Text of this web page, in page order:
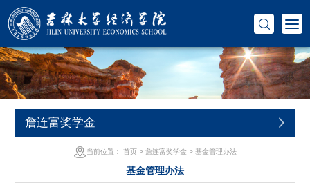
詹连富奖学金
当前位置： 首页> 詹连富奖学金 > 基金管理办法
基金管理办法